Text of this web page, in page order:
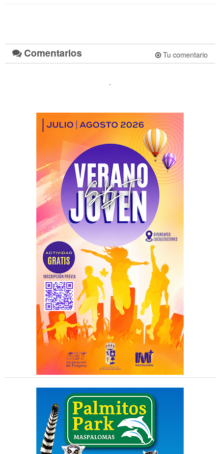
Comentarios Tu comentario
.